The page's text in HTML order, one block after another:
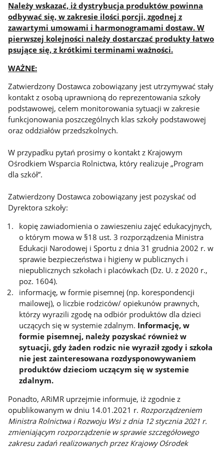
Należy wskazać, iż dystrybucja produktów powinna
odbywać się, w zakresie ilości porcji, zgodnej z
zawartymi umowami i harmonogramami dostaw. W
pierwszej kolejności należy dostarczać produkty łatwo
psujące się, z krótkimi terminami ważności.
WAŻNE:
Zatwierdzony Dostawca zobowiązany jest utrzymywać stały
kontakt z osobą uprawnioną do reprezentowania szkoły
podstawowej, celem monitorowania sytuacji w zakresie
funkcjonowania poszczególnych klas szkoły podstawowej
oraz oddziałów przedszkolnych.
W przypadku pytań prosimy o kontakt z Krajowym
Ośrodkiem Wsparcia Rolnictwa, który realizuje „Program
dla szkół”.
Zatwierdzony Dostawca zobowiązany jest pozyskać od
Dyrektora szkoły:
kopię zawiadomienia o zawieszeniu zajęć edukacyjnych,
o którym mowa w §18 ust. 3 rozporządzenia Ministra
Edukacji Narodowej i Sportu z dnia 31 grudnia 2002 r. w
sprawie bezpieczeństwa i higieny w publicznych i
niepublicznych szkołach i placówkach (Dz. U. z 2020 r.,
poz. 1604).
informację, w formie pisemnej (np. korespondencji
mailowej), o liczbie rodziców/ opiekunów prawnych,
którzy wyrazili zgodę na odbiór produktów dla dzieci
uczących się w systemie zdalnym. Informację, w
formie pisemnej, należy pozyskać również w
sytuacji, gdy żaden rodzic nie wyraził zgody i szkoła
nie jest zainteresowana rozdysponowywaniem
produktów dzieciom uczącym się w systemie
zdalnym.
Ponadto, ARiMR uprzejmie informuje, iż zgodnie z
opublikowanym w dniu 14.01.2021 r. Rozporządzeniem
Ministra Rolnictwa i Rozwoju Wsi z dnia 12 stycznia 2021 r.
zmieniającym rozporządzenie w sprawie szczegółowego
zakresu zadań realizowanych przez Krajowy Ośrodek